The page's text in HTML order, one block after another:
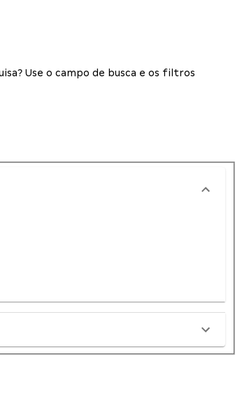
Use o campo de busca e os filtros